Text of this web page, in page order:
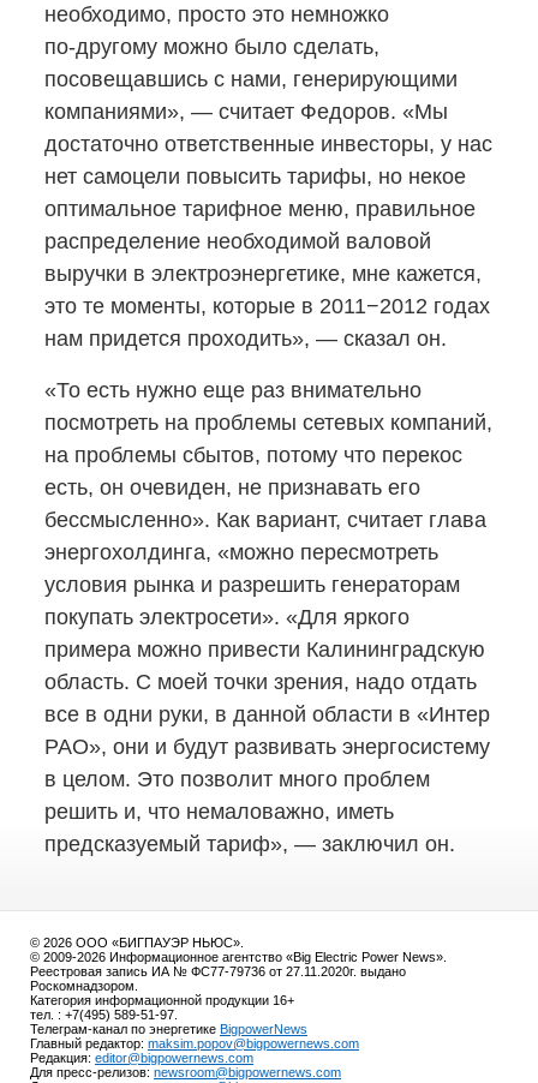
необходимо, просто это немножко
по-другому можно было сделать,
посовещавшись с нами, генерирующими
компаниями», — считает Федоров. «Мы
достаточно ответственные инвесторы, у нас
нет самоцели повысить тарифы, но некое
оптимальное тарифное меню, правильное
распределение необходимой валовой
выручки в электроэнергетике, мне кажется,
это те моменты, которые в 2011−2012 годах
нам придется проходить», — сказал он.
«То есть нужно еще раз внимательно
посмотреть на проблемы сетевых компаний,
на проблемы сбытов, потому что перекос
есть, он очевиден, не признавать его
бессмысленно». Как вариант, считает глава
энергохолдинга, «можно пересмотреть
условия рынка и разрешить генераторам
покупать электросети». «Для яркого
примера можно привести Калининградскую
область. С моей точки зрения, надо отдать
все в одни руки, в данной области в «Интер
РАО», они и будут развивать энергосистему
в целом. Это позволит много проблем
решить и, что немаловажно, иметь
предсказуемый тариф», — заключил он.
© 2026 ООО «БИГПАУЭР НЬЮС».
© 2009-2026 Информационное агентство «Big Electric Power News».
Реестровая запись ИА № ФС77-79736 от 27.11.2020г. выдано
Роскомнадзором.
Категория информационной продукции 16+
тел. : +7(495) 589-51-97.
Телеграм-канал по энергетике BigpowerNews
Главный редактор: maksim.popov@bigpowernews.com
Редакция: editor@bigpowernews.com
Для пресс-релизов: newsroom@bigpowernews.com